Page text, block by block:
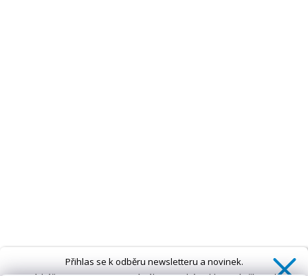
Přihlas se k odběru newsletteru a novinek.